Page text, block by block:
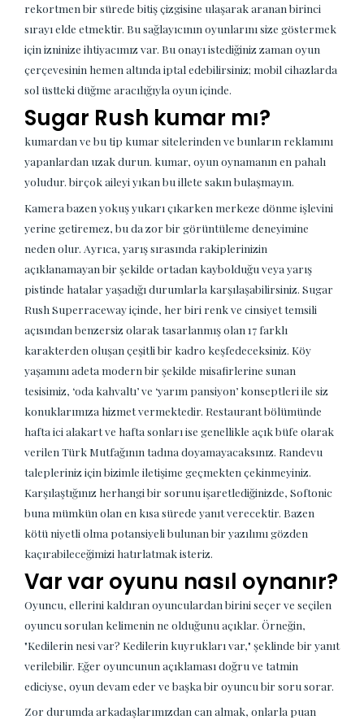
rekortmen bir sürede bitiş çizgisine ulaşarak aranan birinci
sırayı elde etmektir. Bu sağlayıcının oyunlarını size göstermek
için izninize ihtiyacımız var. Bu onayı istediğiniz zaman oyun
çerçevesinin hemen altında iptal edebilirsiniz; mobil cihazlarda
sol üstteki düğme aracılığıyla oyun içinde.
Sugar Rush kumar mı?
kumardan ve bu tip kumar sitelerinden ve bunların reklamını
yapanlardan uzak durun. kumar, oyun oynamanın en pahalı
yoludur. birçok aileyi yıkan bu illete sakın bulaşmayın.
Kamera bazen yokuş yukarı çıkarken merkeze dönme işlevini
yerine getiremez, bu da zor bir görüntüleme deneyimine
neden olur. Ayrıca, yarış sırasında rakiplerinizin
açıklanamayan bir şekilde ortadan kaybolduğu veya yarış
pistinde hatalar yaşadığı durumlarla karşılaşabilirsiniz. Sugar
Rush Superraceway içinde, her biri renk ve cinsiyet temsili
açısından benzersiz olarak tasarlanmış olan 17 farklı
karakterden oluşan çeşitli bir kadro keşfedeceksiniz. Köy
yaşamını adeta modern bir şekilde misafirlerine sunan
tesisimiz, ‘oda kahvaltı’ ve ‘yarım pansiyon’ konseptleri ile siz
konuklarımıza hizmet vermektedir. Restaurant bölümünde
hafta ici alakart ve hafta sonları ise genellikle açık büfe olarak
verilen Türk Mutfağının tadına doyamayacaksınız. Randevu
talepleriniz için bizimle iletişime geçmekten çekinmeyiniz.
Karşılaştığınız herhangi bir sorunu işaretlediğinizde, Softonic
buna mümkün olan en kısa sürede yanıt verecektir. Bazen
kötü niyetli olma potansiyeli bulunan bir yazılımı gözden
kaçırabileceğimizi hatırlatmak isteriz.
Var var oyunu nasıl oynanır?
Oyuncu, ellerini kaldıran oyunculardan birini seçer ve seçilen
oyuncu sorulan kelimenin ne olduğunu açıklar. Örneğin,
"Kedilerin nesi var? Kedilerin kuyrukları var," şeklinde bir yanıt
verilebilir. Eğer oyuncunun açıklaması doğru ve tatmin
ediciyse, oyun devam eder ve başka bir oyuncu bir soru sorar.
Zor durumda arkadaşlarımızdan can almak, onlarla puan